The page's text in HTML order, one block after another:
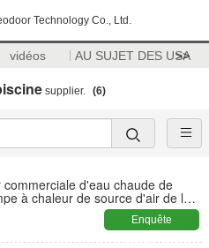
Technology Co., Ltd.
vidéos AU SUJET DES USA
>>
supplier. (6)
commerciale d'eau chaude de
à chaleur de source d'air de la
Enquête
maintenant